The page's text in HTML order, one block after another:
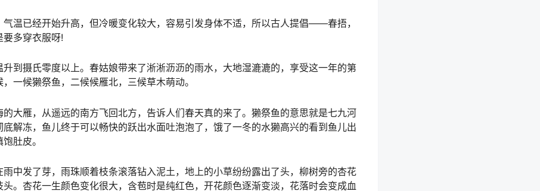
已经开始升高，但冷暖变化较大，容易引发身体不适，所以古人提倡——春捂，
多穿衣服呀!
摄氏零度以上。春姑娘带来了淅淅沥沥的雨水，大地湿漉漉的，享受这一年的第
一候獭祭鱼，二候候雁北，三候草木萌动。
雁，从遥远的南方飞回北方，告诉人们春天真的来了。獭祭鱼的意思就是七九河
解冻，鱼儿终于可以畅快的跃出水面吐泡泡了，饿了一冬的水獭高兴的看到鱼儿出
肚皮。
发了芽，雨珠顺着枝条滚落钻入泥土，地上的小草纷纷露出了头，柳树旁的杏花
。杏花一生颜色变化很大，含苞时是纯红色，开花颜色逐渐变淡，花落时会变成血